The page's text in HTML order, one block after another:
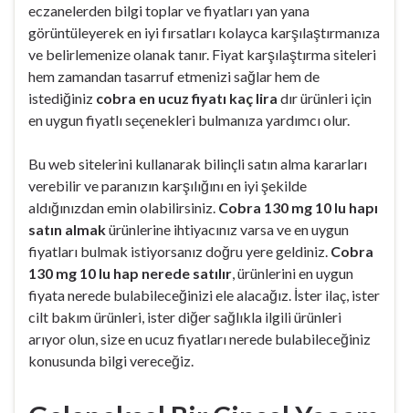
eczanelerden bilgi toplar ve fiyatları yan yana
görüntüleyerek en iyi fırsatları kolayca karşılaştırmanıza
ve belirlemenize olanak tanır. Fiyat karşılaştırma siteleri
hem zamandan tasarruf etmenizi sağlar hem de
istediğiniz cobra en ucuz fiyatı kaç lira dır ürünleri için
en uygun fiyatlı seçenekleri bulmanıza yardımcı olur.
Bu web sitelerini kullanarak bilinçli satın alma kararları
verebilir ve paranızın karşılığını en iyi şekilde
aldığınızdan emin olabilirsiniz. Cobra 130 mg 10 lu hapı
satın almakürünlerine ihtiyacınız varsa ve en uygun
fiyatları bulmak istiyorsanız doğru yere geldiniz. Cobra
130 mg 10 lu hap nerede satılır , ürünlerini en uygun
fiyata nerede bulabileceğinizi ele alacağız. İster ilaç, ister
cilt bakım ürünleri, ister diğer sağlıkla ilgili ürünleri
arıyor olun, size en ucuz fiyatları nerede bulabileceğiniz
konusunda bilgi vereceğiz.